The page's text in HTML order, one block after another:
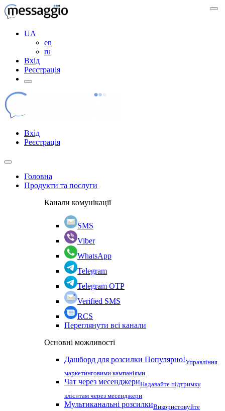
UA
en
ru
Вхід
Реєстрація
Вхід
Реєстрація
Головна
Продукти та послуги
Канали комунікації
SMS
Viber
WhatsApp
Telegram
Telegram OTP
Verified SMS
RCS
Переглянути всі канали
Основні можливості
Дашборд для розсилки Популярно!Управління
маркетинговими кампаніями
Чат через месенджериНадавайте підтримку
клієнтам через месенджери
Мультиканальні розсилкиВикористовуйте